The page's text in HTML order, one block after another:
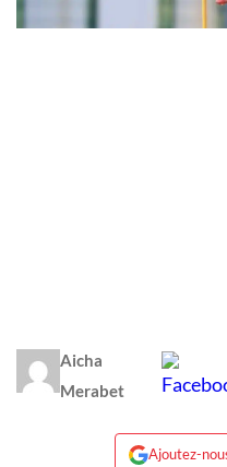
Aicha
Merabet
Ajoutez-